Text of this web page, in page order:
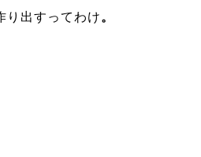
り出すってわけ。